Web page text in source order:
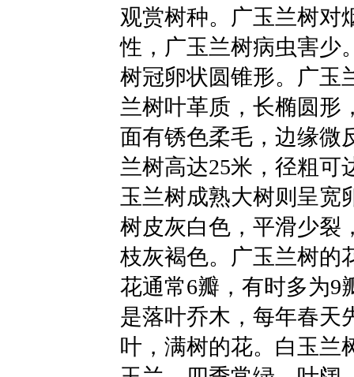
观赏树种。广玉兰树对
性，广玉兰树病虫害少
树冠卵状圆锥形。广玉
兰树叶革质，长椭圆形
面有锈色柔毛，边缘微
兰树高达25米，径粗可
玉兰树成熟大树则呈宽
树皮灰白色，平滑少裂
枝灰褐色。广玉兰树的
花通常6瓣，有时多为9
是落叶乔木，每年春天
叶，满树的花。白玉兰